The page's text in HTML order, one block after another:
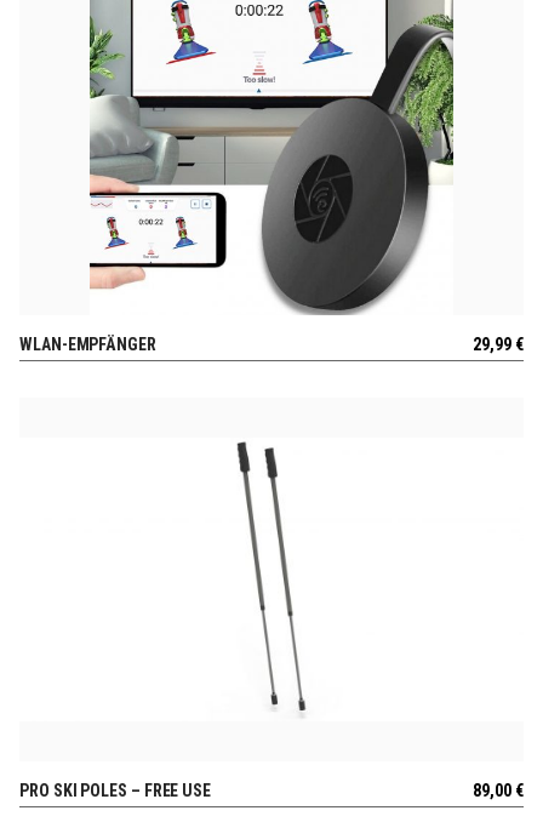
WLAN-EMPFÄNGER 29,99 €
PRO SKI POLES – FREE USE 89,00 €